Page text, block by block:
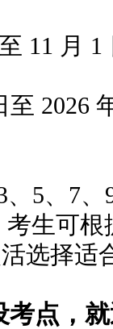
11 月
2026
5、7
考生可根
选择适
点，